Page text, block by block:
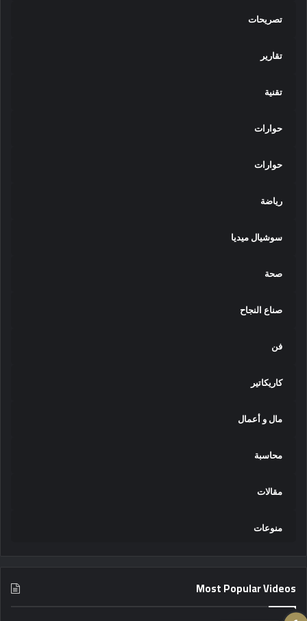
تصريحات
تقارير
تقنية
حوارات
حوارات
رياضة
سوشيال ميديا
صحة
صناع النجاح
فن
كاريكاتير
مال و أعمال
محاسبة
مقالات
منوعات
Most Popular Videos